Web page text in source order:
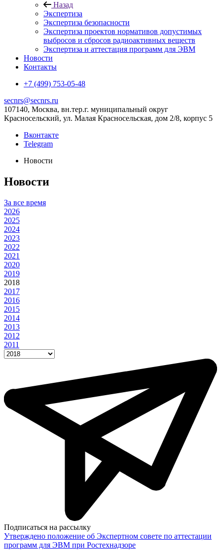
Назад
Экспертиза
Экспертиза безопасности
Экспертиза проектов нормативов допустимых
выбросов и сбросов радиоактивных веществ
Экспертиза и аттестация программ для ЭВМ
Новости
Контакты
+7 (499) 753-05-48
secnrs@secnrs.ru
107140, Москва, вн.тер.г. муниципальный округ
Красносельский, ул. Малая Красносельская, дом 2/8, корпус 5
Вконтакте
Telegram
Новости
Новости
За все время
2026
2025
2024
2023
2022
2021
2020
2019
2018
2017
2016
2015
2014
2013
2012
2011
Подписаться на рассылку
Утверждено положение об Экспертном совете по аттестации
программ для ЭВМ при Ростехнадзоре